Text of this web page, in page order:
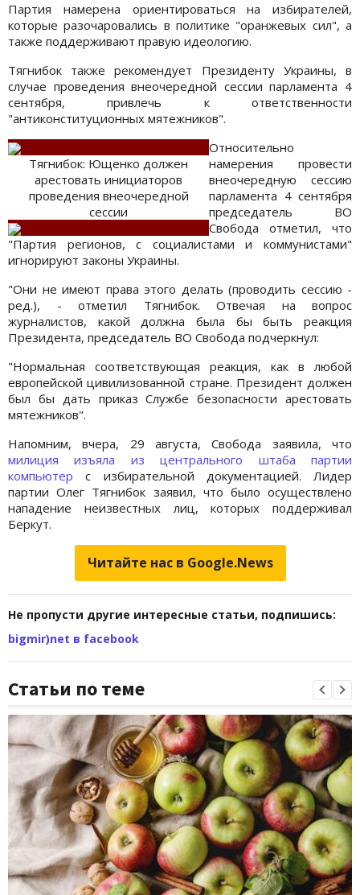
Партия намерена ориентироваться на избирателей,
которые разочаровались в политике "оранжевых сил", а
также поддерживают правую идеологию.
Тягнибок также рекомендует Президенту Украины, в
случае проведения внеочередной сессии парламента 4
сентября, привлечь к ответственности
"антиконституционных мятежников".
Тягнибок: Ющенко должен
арестовать инициаторов
проведения внеочередной
сессии
Относительно
намерения провести
внеочередную сессию
парламента 4 сентября
председатель ВО
Свобода отметил, что
"Партия регионов, с социалистами и коммунистами"
игнорируют законы Украины.
"Они не имеют права этого делать (проводить сессию -
ред.), - отметил Тягнибок. Отвечая на вопрос
журналистов, какой должна была бы быть реакция
Президента, председатель ВО Свобода подчеркнул:
"Нормальная соответствующая реакция, как в любой
европейской цивилизованной стране. Президент должен
был бы дать приказ Службе безопасности арестовать
мятежников".
Напомним, вчера, 29 августа, Свобода заявила, что
милиция изъяла из центрального штаба партии
компьютерс избирательной документацией. Лидер
партии Олег Тягнибок заявил, что было осуществлено
нападение неизвестных лиц, которых поддерживал
Беркут.
Читайте нас в Google.News
Не пропусти другие интересные статьи, подпишись:
bigmir)net в facebook
Статьи по теме